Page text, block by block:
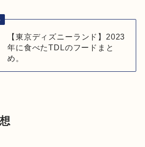
【東京ディズニーランド】2023
年に食べたTDLのフードまと
め。